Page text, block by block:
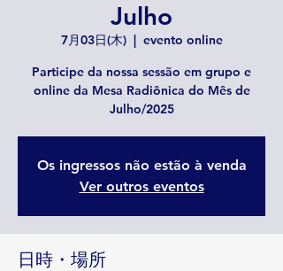
Julho
7月03日(木)
  |
evento online
Participe da nossa sessão em grupo e
online da Mesa Radiônica do Mês de
Julho/2025
Os ingressos não estão à venda
Ver outros eventos
日時・場所